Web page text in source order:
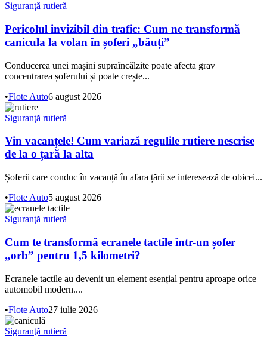
Siguranţă rutieră
Pericolul invizibil din trafic: Cum ne transformă
canicula la volan în șoferi „băuți”
Conducerea unei mașini supraîncălzite poate afecta grav
concentrarea șoferului și poate crește...
•Flote Auto6 august 2026
Siguranţă rutieră
Vin vacanțele! Cum variază regulile rutiere nescrise
de la o țară la alta
Șoferii care conduc în vacanță în afara țării se interesează de obicei...
•Flote Auto5 august 2026
Siguranţă rutieră
Cum te transformă ecranele tactile într-un șofer
„orb” pentru 1,5 kilometri?
Ecranele tactile au devenit un element esențial pentru aproape orice
automobil modern....
•Flote Auto27 iulie 2026
Siguranţă rutieră